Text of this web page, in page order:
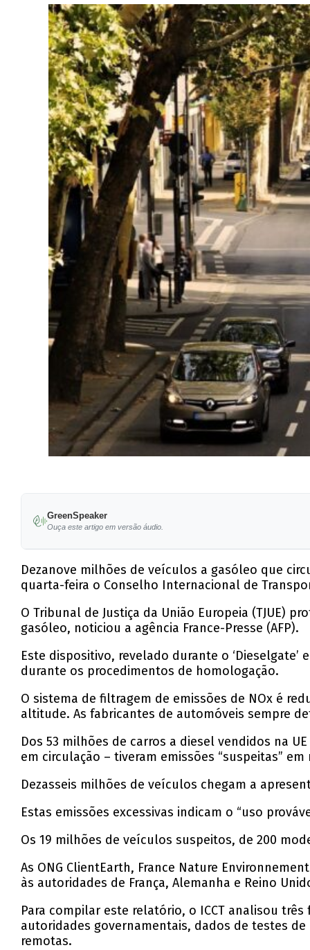
GreenSpeaker
Ouça este artigo em versão áudio.
Dezanove milhões de veículos a gasóleo que
quarta-feira o Conselho Internacional de
O Tribunal de Justiça da União Europeia (TJUE)
gasóleo, noticiou a agência France-Presse (AFP).
Este dispositivo, revelado durante o
durante os procedimentos de homologação.
O sistema de filtragem de emissões de NOx é
altitude. As fabricantes de automóveis sempre
Dos 53 milhões de carros a diesel vendidos na
em circulação – tiveram emissões “suspeitas” em
Dezasseis milhões de veículos chegam a
Estas emissões excessivas indicam o “uso
Os 19 milhões de veículos suspeitos, de 200
As ONG ClientEarth, France Nature
às autoridades de França, Alemanha e Reino
Para compilar este relatório, o ICCT analisou
autoridades governamentais, dados de testes
remotas.